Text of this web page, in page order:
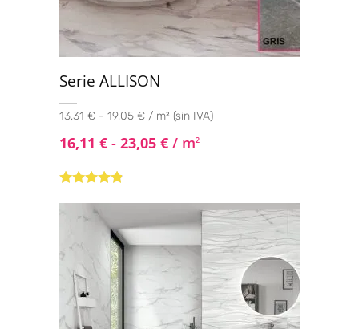
Serie ALLISON
13,31 € - 19,05 € / m² (sin IVA)
16,11 € - 23,05 € / m2
4.67